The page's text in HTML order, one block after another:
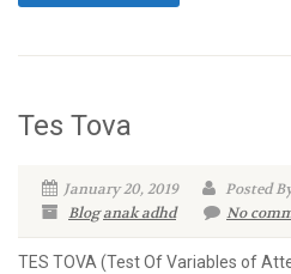
Tes Tova
January 20, 2019
Posted
Blog anak adhd No
TES TOVA (Test Of Variables of